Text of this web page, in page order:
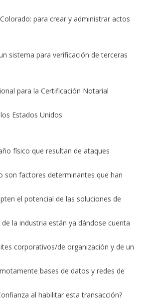
para crear y administrar actos
sistema para verificación de terceras
para la Certificación Notarial
Estados Unidos
físico que resultan de ataques
son factores determinantes que han
el potencial de las soluciones de
la industria están ya dándose cuenta
corporativos/de organización y de un
bases de datos y redes de
al habilitar esta transacción?